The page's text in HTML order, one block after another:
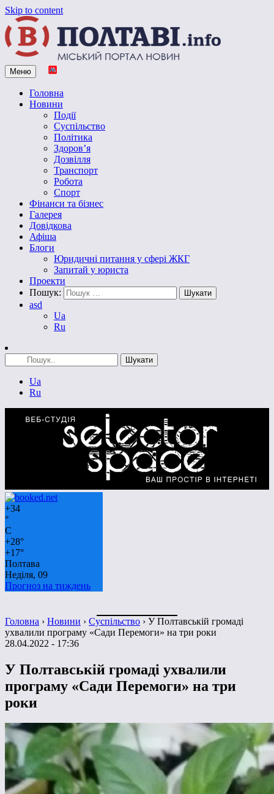
Skip to content
Vpoltave.info
Полтавський портал новин
Меню
Головна
Новини
Події
Суспільство
Політика
Здоров’я
Дозвілля
Транспорт
Робота
Спорт
Фінанси та бізнес
Галерея
Довідкова
Афіша
Блоги
Юридичні питання у сфері ЖКГ
Запитай у юриста
Проекти
Пошук:
asd
Ua
Ru
Ua
Ru
+34
°
C
+28°
+17°
Полтава
Неділя, 09
Прогноз на тиждень
Головна › Новини › Суспільство › У Полтавській громаді
ухвалили програму «Сади Перемоги» на три роки
28.04.2022 - 17:36
У Полтавській громаді ухвалили
програму «Сади Перемоги» на три
роки